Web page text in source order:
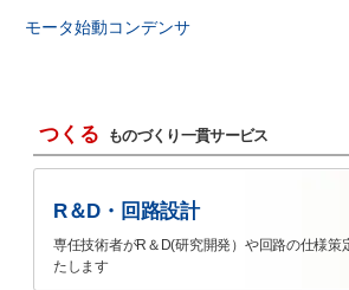
モータ始動コンデンサ
つくる ものづくり一貫サービス
R＆D・回路設計
専任技術者がR＆D(研究開発）や回路の仕様策
たします